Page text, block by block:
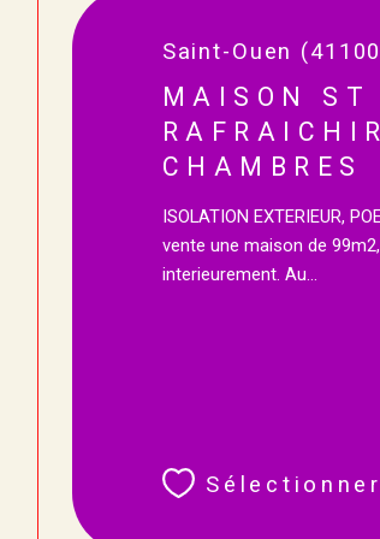
Saint-Ouen
MAISON ST
CHAMBRES
ISOLATION EXTERIEUR,
vente une maison de
interieurement. Au...
Sélectionner